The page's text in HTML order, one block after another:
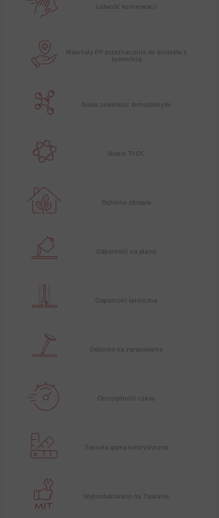
Łatwość konserwacji
Materiały PP przeznaczone do kontaktu z
żywnością
Niska zawartość formaldehydu
Niskie TVOC
Ochrona zdrowia
Odporność na plamy
Odporność termiczna
Odporny na zarysowania
Oszczędność czasu
Szeroka gama kolorystyczna
Wyprodukowano na Tajwanie